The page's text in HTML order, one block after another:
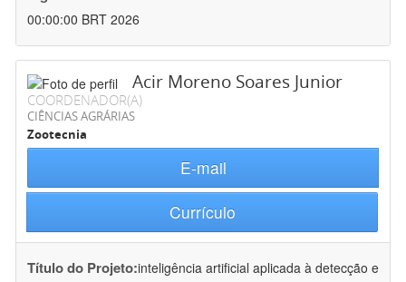
00:00:00 BRT 2026
Acir Moreno Soares Junior
COORDENADOR(A)
CIÊNCIAS AGRÁRIAS
Zootecnia
E-mail
Currículo
Título do Projeto:inteligência artificial aplicada à detecção e